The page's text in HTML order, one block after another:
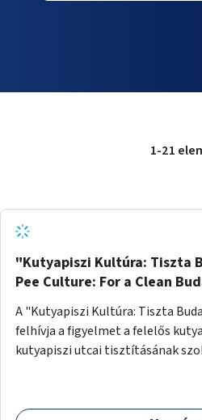
1-21
"Kutyapiszi Kultúra: Tiszta
Pee Culture: For a Clean
A "Kutyapiszi Kultúra: Tiszta
felhívja a figyelmet a felelős
kutyapiszi utcai tisztításának
palack vízzel öblítsék le azt,